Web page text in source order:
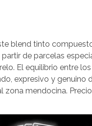
blend tinto
de parcelas
El equilibrio entre
expresivo y genuino
mendocina.